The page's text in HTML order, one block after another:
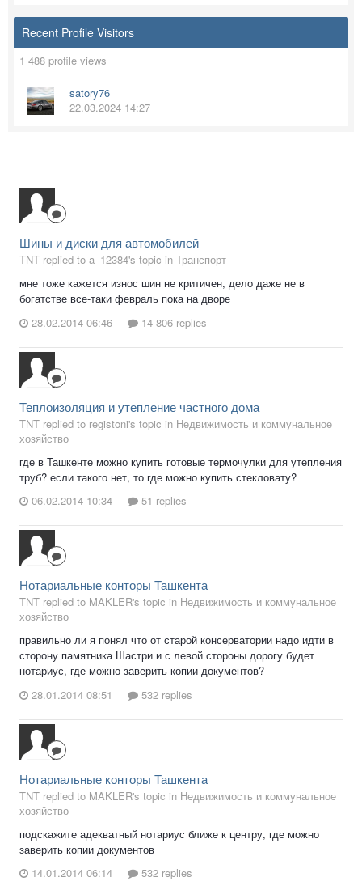
Recent Profile Visitors
1 488 profile views
satory76
22.03.2024 14:27
Шины и диски для автомобилей
TNT replied to a_12384's topic in Транспорт
мне тоже кажется износ шин не критичен, дело даже не в
богатстве все-таки февраль пока на дворе
28.02.2014 06:46
14 806 replies
Теплоизоляция и утепление частного дома
TNT replied to registoni's topic in Недвижимость и коммунальное
хозяйство
где в Ташкенте можно купить готовые термочулки для утепления
труб? если такого нет, то где можно купить стекловату?
06.02.2014 10:34
51 replies
Нотариальные конторы Ташкента
TNT replied to MAKLER's topic in Недвижимость и коммунальное
хозяйство
правильно ли я понял что от старой консерватории надо идти в
сторону памятника Шастри и с левой стороны дорогу будет
нотариус, где можно заверить копии документов?
28.01.2014 08:51
532 replies
Нотариальные конторы Ташкента
TNT replied to MAKLER's topic in Недвижимость и коммунальное
хозяйство
подскажите адекватный нотариус ближе к центру, где можно
заверить копии документов
14.01.2014 06:14
532 replies